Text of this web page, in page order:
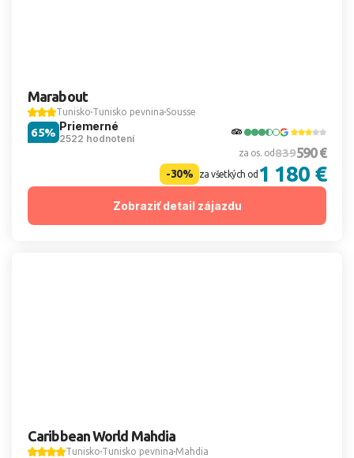
Marabout
Tunisko Tunisko pevnina Sousse
Priemerné
2522 hodnotení
65%
za os. od839590 €
-30% za všetkých od 1 180 €
Zobraziť detail zájazdu
Caribbean World Mahdia
Tunisko Tunisko pevnina Mahdia